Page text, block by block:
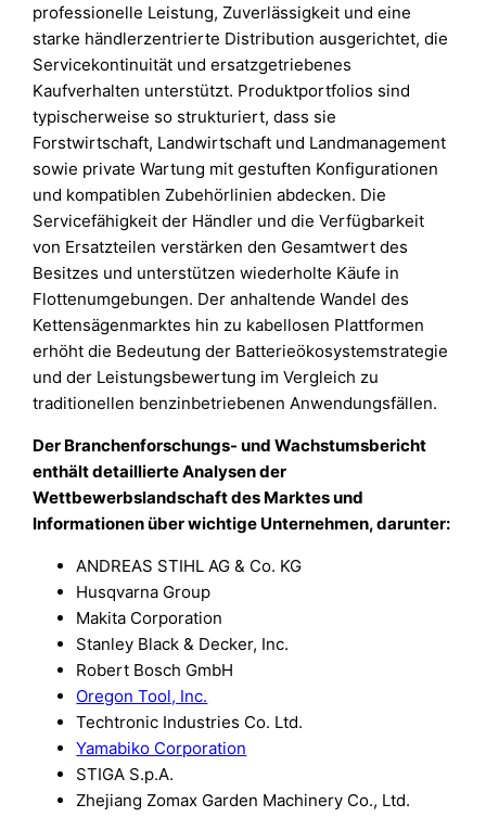
professionelle Leistung, Zuverlässigkeit und eine
starke händlerzentrierte Distribution ausgerichtet, die
Servicekontinuität und ersatzgetriebenes
Kaufverhalten unterstützt. Produktportfolios sind
typischerweise so strukturiert, dass sie
Forstwirtschaft, Landwirtschaft und Landmanagement
sowie private Wartung mit gestuften Konfigurationen
und kompatiblen Zubehörlinien abdecken. Die
Servicefähigkeit der Händler und die Verfügbarkeit
von Ersatzteilen verstärken den Gesamtwert des
Besitzes und unterstützen wiederholte Käufe in
Flottenumgebungen. Der anhaltende Wandel des
Kettensägenmarktes hin zu kabellosen Plattformen
erhöht die Bedeutung der Batterieökosystemstrategie
und der Leistungsbewertung im Vergleich zu
traditionellen benzinbetriebenen Anwendungsfällen.
Der Branchenforschungs- und Wachstumsbericht
enthält detaillierte Analysen der
Wettbewerbslandschaft des Marktes und
Informationen über wichtige Unternehmen, darunter:
ANDREAS STIHL AG & Co. KG
Husqvarna Group
Makita Corporation
Stanley Black & Decker, Inc.
Robert Bosch GmbH
Oregon Tool, Inc.
Techtronic Industries Co. Ltd.
Yamabiko Corporation
STIGA S.p.A.
Zhejiang Zomax Garden Machinery Co., Ltd.